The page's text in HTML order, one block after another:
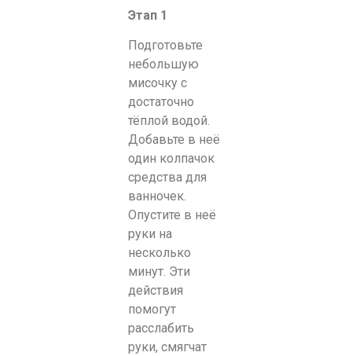
Этап 1
Подготовьте
небольшую
мисочку с
достаточно
тёплой водой.
Добавьте в неё
один колпачок
средства для
ванночек.
Опустите в неё
руки на
несколько
минут. Эти
действия
помогут
расслабить
руки, смягчат